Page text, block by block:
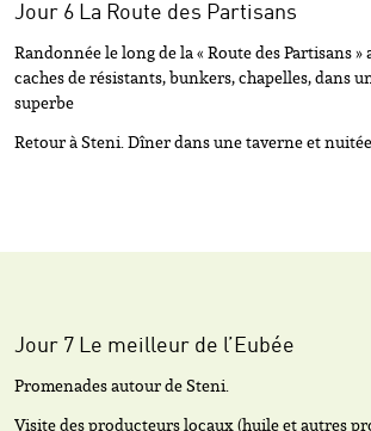
Jour 6 La Route des Partisans
Randonnée le long de la « Route des Partisans »
caches de résistants, bunkers, chapelles, dans
superbe
Retour à Steni. Dîner dans une taverne et
Jour 7 Le meilleur de l’Eubée
Promenades autour de Steni.
Visite des producteurs locaux (huile et autres